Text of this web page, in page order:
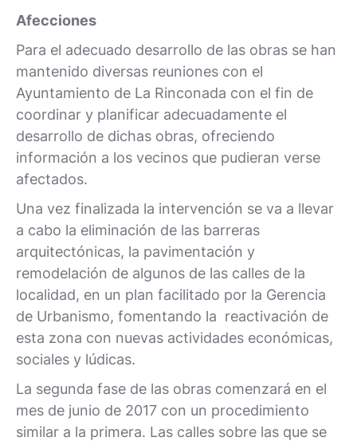
Afecciones
Para el adecuado desarrollo de las obras se han
mantenido diversas reuniones con el
Ayuntamiento de La Rinconada con el fin de
coordinar y planificar adecuadamente el
desarrollo de dichas obras, ofreciendo
información a los vecinos que pudieran verse
afectados.
Una vez finalizada la intervención se va a llevar
a cabo la eliminación de las barreras
arquitectónicas, la pavimentación y
remodelación de algunos de las calles de la
localidad, en un plan facilitado por la Gerencia
de Urbanismo, fomentando la reactivación de
esta zona con nuevas actividades económicas,
sociales y lúdicas.
La segunda fase de las obras comenzará en el
mes de junio de 2017 con un procedimiento
similar a la primera. Las calles sobre las que se